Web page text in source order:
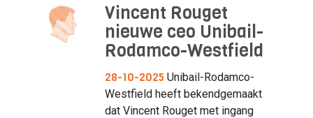
Vincent Rouget
nieuwe ceo Unibail-
Rodamco-Westfield
28-10-2025 Unibail-Rodamco-
Westfield heeft bekendgemaakt
dat Vincent Rouget met ingang